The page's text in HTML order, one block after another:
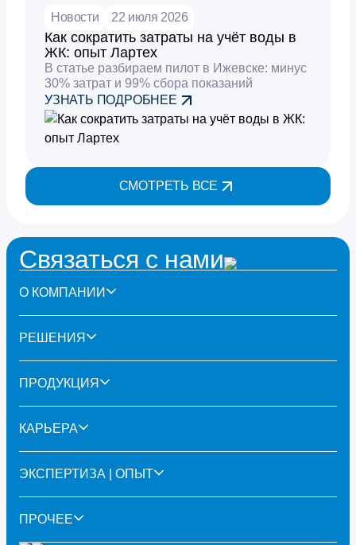
Новости 22 июля 2026
Как сократить затраты на учёт воды в
ЖК: опыт Лартех
В статье разбираем пилот в Ижевске: минус
30% затрат и 99% сбора показаний
УЗНАТЬ ПОДРОБНЕЕ
СМОТРЕТЬ ВСЕ
Связаться с нами
О КОМПАНИИ
РЕШЕНИЯ
ПРОДУКЦИЯ
КАРЬЕРА
ЭКСПЕРТИЗА | ОПЫТ
ПРОЧЕЕ